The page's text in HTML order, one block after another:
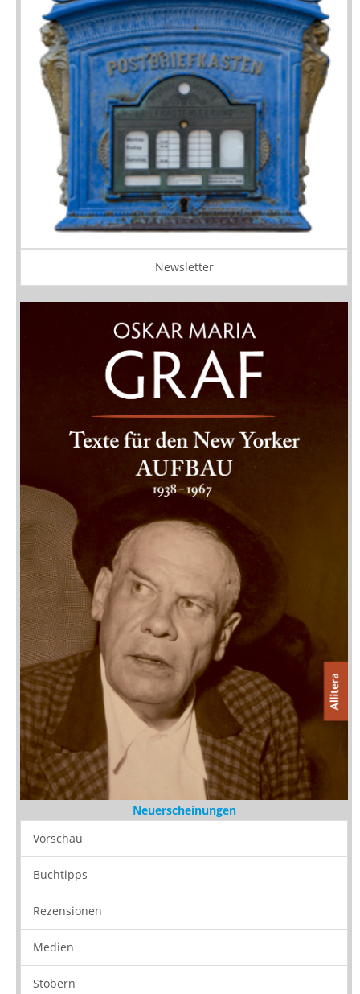
Newsletter
Neuerscheinungen
Vorschau
Buchtipps
Rezensionen
Medien
Stöbern